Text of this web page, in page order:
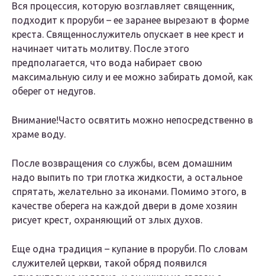
Вся процессия, которую возглавляет священник,
подходит к проруби – ее заранее вырезают в форме
креста. Священнослужитель опускает в нее крест и
начинает читать молитву. После этого
предполагается, что вода набирает свою
максимальную силу и ее можно забирать домой, как
оберег от недугов.
Внимание!Часто освятить можно непосредственно в
храме воду.
После возвращения со службы, всем домашним
надо выпить по три глотка жидкости, а остальное
спрятать, желательно за иконами. Помимо этого, в
качестве оберега на каждой двери в доме хозяин
рисует крест, охраняющий от злых духов.
Еще одна традиция – купание в проруби. По словам
служителей церкви, такой обряд появился